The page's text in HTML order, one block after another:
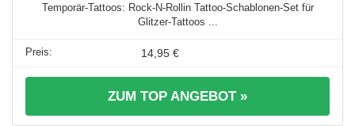
Temporär-Tattoos: Rock-N-Rollin Tattoo-Schablonen-Set für
Glitzer-Tattoos ...
14,95 €
ZUM TOP ANGEBOT »